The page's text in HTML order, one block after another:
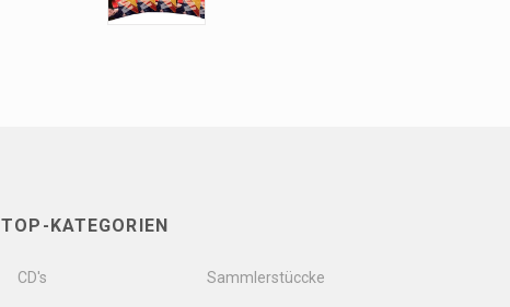
TOP-KATEGORIEN
CD's Sammlerstüccke